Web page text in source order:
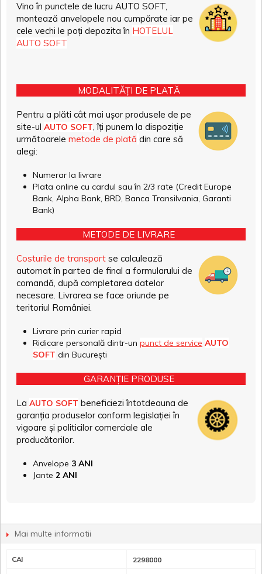
Vino în punctele de lucru AUTO SOFT,
montează anvelopele nou cumpărate iar pe
cele vechi le poți depozita în HOTELUL
AUTO SOFT
MODALITĂȚI DE PLATĂ
Pentru a plăti cât mai ușor produsele de pe
site-ul AUTO SOFT, îți punem la dispoziție
următoarele metode de plată din care să
alegi:
Numerar la livrare
Plata online cu cardul sau în 2/3 rate (Credit Europe
Bank, Alpha Bank, BRD, Banca Transilvania, Garanti
Bank)
METODE DE LIVRARE
Costurile de transport se calculează
automat în partea de final a formularului de
comandă, după completarea datelor
necesare. Livrarea se face oriunde pe
teritoriul României.
Livrare prin curier rapid
Ridicare personală dintr-un punct de service AUTO
SOFT din București
GARANȚIE PRODUSE
La AUTO SOFT beneficiezi întotdeauna de
garanția produselor conform legislației în
vigoare și politicilor comerciale ale
producătorilor.
Anvelope 3 ANI
Jante 2 ANI
Mai multe informatii
CAI 2298000